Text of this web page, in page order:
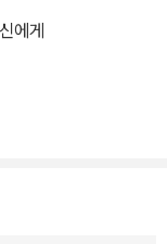
리매김한 EBS [세
영하를 찾아왔다.
보았을 때, 김영하
답한다. 당시 한국예
그것은 밴쿠버와 뉴
에게